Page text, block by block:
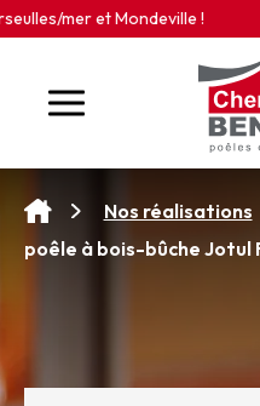
mer et Mondeville !
Nos réalisations
poêle à bois-bûche Jotul
Panneau de gestion des cookies